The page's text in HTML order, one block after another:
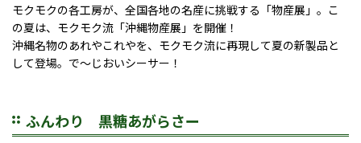
モクモクの各工房が、全国各地の名産に挑戦する「物産展」。こ
の夏は、モクモク流「沖縄物産展」を開催！
沖縄名物のあれやこれやを、モクモク流に再現して夏の新製品と
して登場。で～じおいシーサー！
ふんわり 黒糖あがらさー